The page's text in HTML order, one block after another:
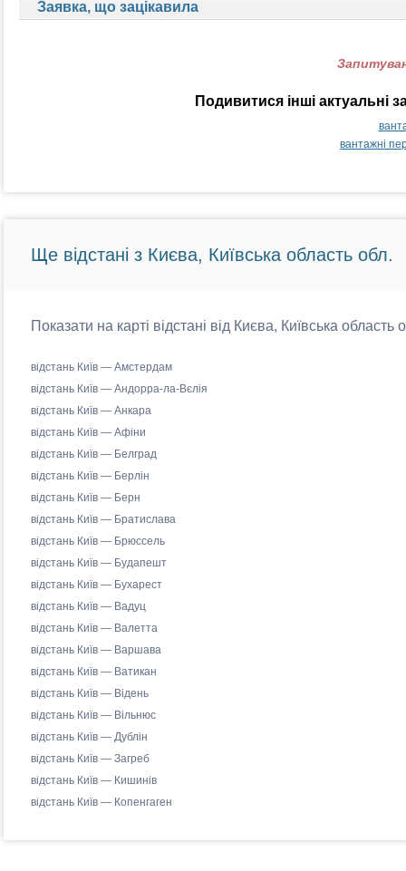
Заявка, що зацікавила
Подивитися інші актуальні
вантажні
Ще відстані з Києва, Київська область обл.
Показати на карті відстані від Києва, Київська
відстань Київ — Амстердам
відстань Київ — Андорра-ла-Вєлія
відстань Київ — Анкара
відстань Київ — Афіни
відстань Київ — Белград
відстань Київ — Берлін
відстань Київ — Берн
відстань Київ — Братислава
відстань Київ — Брюссель
відстань Київ — Будапешт
відстань Київ — Бухарест
відстань Київ — Вадуц
відстань Київ — Валетта
відстань Київ — Варшава
відстань Київ — Ватикан
відстань Київ — Відень
відстань Київ — Вільнюс
відстань Київ — Дублін
відстань Київ — Загреб
відстань Київ — Кишинів
відстань Київ — Копенгаген